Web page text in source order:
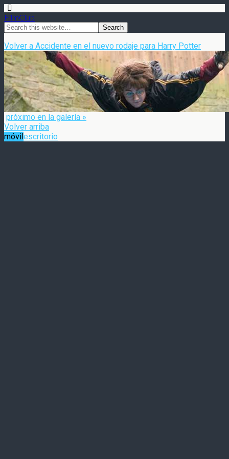
FilmClub
Volver a Accidente en el nuevo rodaje para Harry Potter
próximo en la galería »
Volver arriba
móvilescritorio